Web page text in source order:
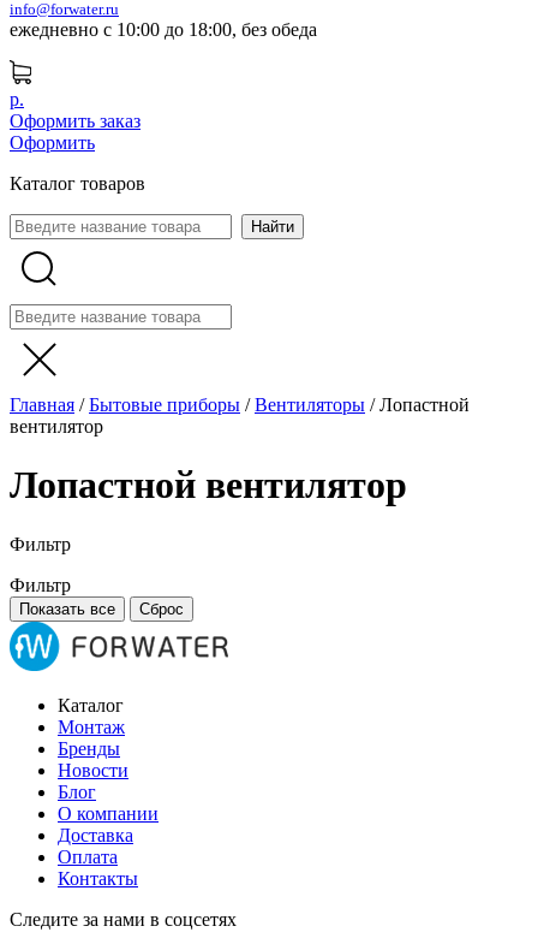
info@forwater.ru
ежедневно с 10:00 до 18:00, без обеда
р.
Оформить заказ
Оформить
Каталог товаров
Главная /Бытовые приборы /Вентиляторы /Лопастной
вентилятор
Лопастной вентилятор
Фильтр
Фильтр
Показать все Сброс
Каталог
Монтаж
Бренды
Новости
Блог
О компании
Доставка
Оплата
Контакты
Следите за нами в соцсетях